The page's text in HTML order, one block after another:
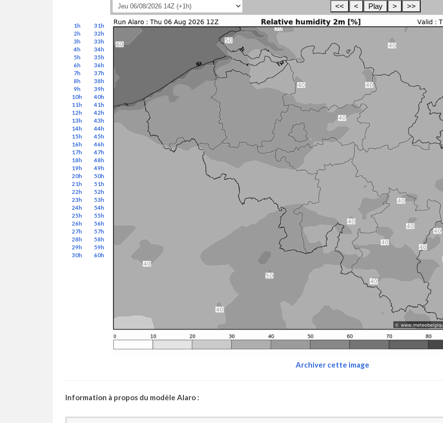
1h
2h
3h
4h
5h
6h
7h
8h
9h
10h
11h
12h
13h
14h
15h
16h
17h
18h
19h
20h
21h
22h
23h
24h
25h
26h
27h
28h
29h
30h
31h
32h
33h
34h
35h
36h
37h
38h
39h
40h
41h
42h
43h
44h
45h
46h
47h
48h
49h
50h
51h
52h
53h
54h
55h
56h
57h
58h
59h
60h
<< < Play > >>
Archiver cette image
Information à propos du modèle Alaro :